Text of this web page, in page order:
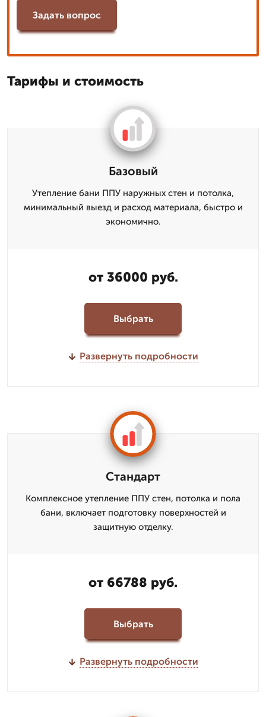
Задать вопрос
Тарифы и стоимость
Базовый
Утепление бани ППУ наружных стен и потолка,
минимальный выезд и расход материала, быстро и
экономично.
от 36000 руб.
Выбрать
Развернуть подробности
Стандарт
Комплексное утепление ППУ стен, потолка и пола
бани, включает подготовку поверхностей и
защитную отделку.
от 66788 руб.
Выбрать
Развернуть подробности